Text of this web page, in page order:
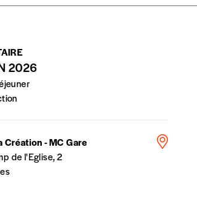
dans le mail de confirmation et
Il marque votre volonté de
2026
Création - MC Gare
de l'Eglise, 2